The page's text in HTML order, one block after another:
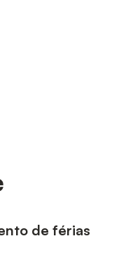
de férias